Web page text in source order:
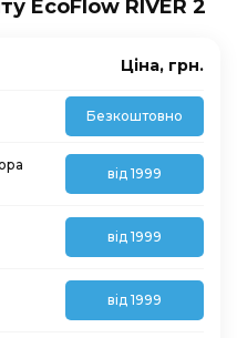
EcoFlow RIVER 2
Ціна, грн.
Безкоштовно
від 1999
від 1999
від 1999